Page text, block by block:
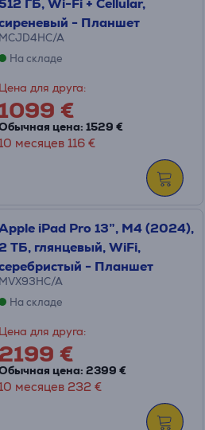
512 ГБ, Wi-Fi + Cellular,
- Планшет
MCJD4HC/A
На складе
Цена для друга:
1099 €
цена: 1529 €
10 месяцев 116 €
iPad Pro 13”, M4 (2024),
ТБ, глянцевый, WiFi,
- Планшет
MVX93HC/A
На складе
Цена для друга:
2199 €
цена: 2399 €
10 месяцев 232 €